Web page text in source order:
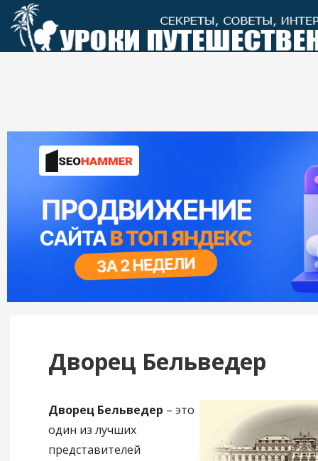
Перейти
контенту
Дворец Бельведер
Дворец Бельведер – это
один из лучших
представителей